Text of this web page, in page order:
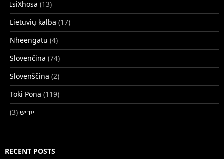
IsiXhosa (13)
Lietuvių kalba (17)
Nheengatu (4)
Slovenčina (74)
Slovenščina (2)
Toki Pona (119)
ייִדיש (3)
RECENT POSTS